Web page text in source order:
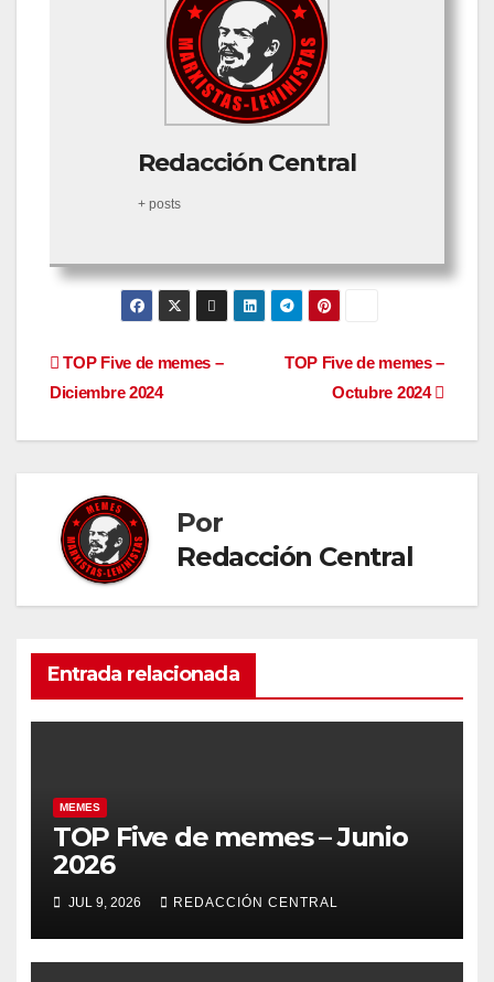
Redacción Central
+ posts
Navegación
TOP Five de memes –
Octubre 2024
TOP Five de memes –
Diciembre 2024
Por
Redacción Central
Entrada relacionada
MEMES
TOP Five de memes – Junio
2026
JUL 9, 2026 REDACCIÓN CENTRAL